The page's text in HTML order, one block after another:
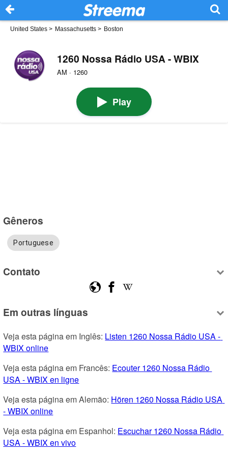
United States > Massachusetts > Boston
1260 Nossa Rádio USA - WBIX
AM · 1260
Play
Gêneros
Portuguese
Contato
Em outras línguas
Veja esta página em Inglês: Listen 1260 Nossa Rádio USA -
WBIX online
Veja esta página em Francês: Ecouter 1260 Nossa Rádio
USA - WBIX en ligne
Veja esta página em Alemão: Hören 1260 Nossa Rádio USA
- WBIX online
Veja esta página em Espanhol: Escuchar 1260 Nossa Rádio
USA - WBIX en vivo